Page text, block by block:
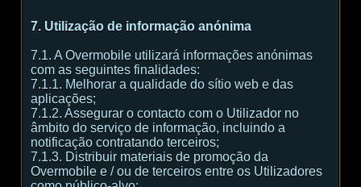
7. Utilização de informação anónima
7.1. A Overmobile utilizará informações anónimas
com as seguintes finalidades:
7.1.1. Melhorar a qualidade do sítio web e das
aplicações;
7.1.2. Assegurar o contacto com o Utilizador no
âmbito do serviço de informação, incluindo a
notificação contratando terceiros;
7.1.3. Distribuir materiais de promoção da
Overmobile e / ou de terceiros entre os Utilizadores